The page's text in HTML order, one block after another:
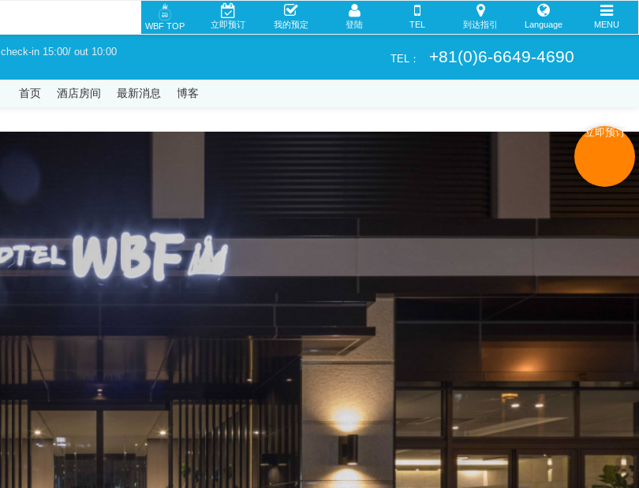
WBF TOP 立即预订 我的预定 登陆 TEL 到达指引 Language MENU
check-in 15:00/ out 10:00
TEL： +81(0)6-6649-4690
首页 酒店房间 最新消息 博客
立即预订